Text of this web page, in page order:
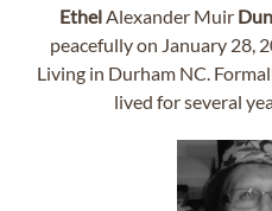
EthelAlexander Muir
peacefully on January 28,
Living in Durham NC.
lived for several